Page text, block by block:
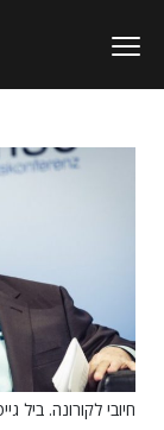
חיובי לקורונה. ביל